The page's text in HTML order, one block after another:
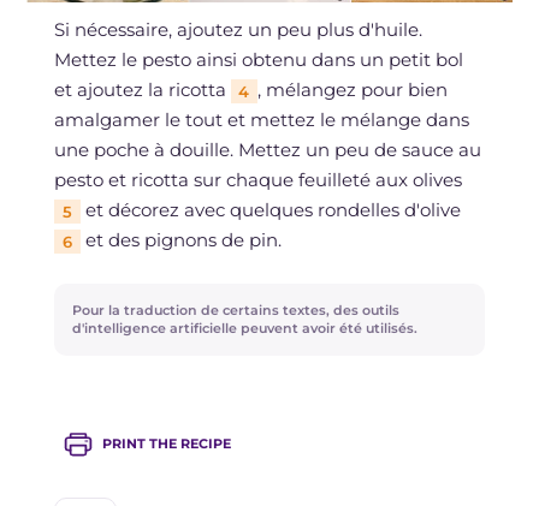
Si nécessaire, ajoutez un peu plus d'huile.
Mettez le pesto ainsi obtenu dans un petit bol
et ajoutez la ricotta
4 , mélangez pour bien
amalgamer le tout et mettez le mélange dans
une poche à douille. Mettez un peu de sauce au
pesto et ricotta sur chaque feuilleté aux olives
5 et décorez avec quelques rondelles d'olive
6 et des pignons de pin.
Pour la traduction de certains textes, des outils
d'intelligence artificielle peuvent avoir été utilisés.
PRINT THE RECIPE